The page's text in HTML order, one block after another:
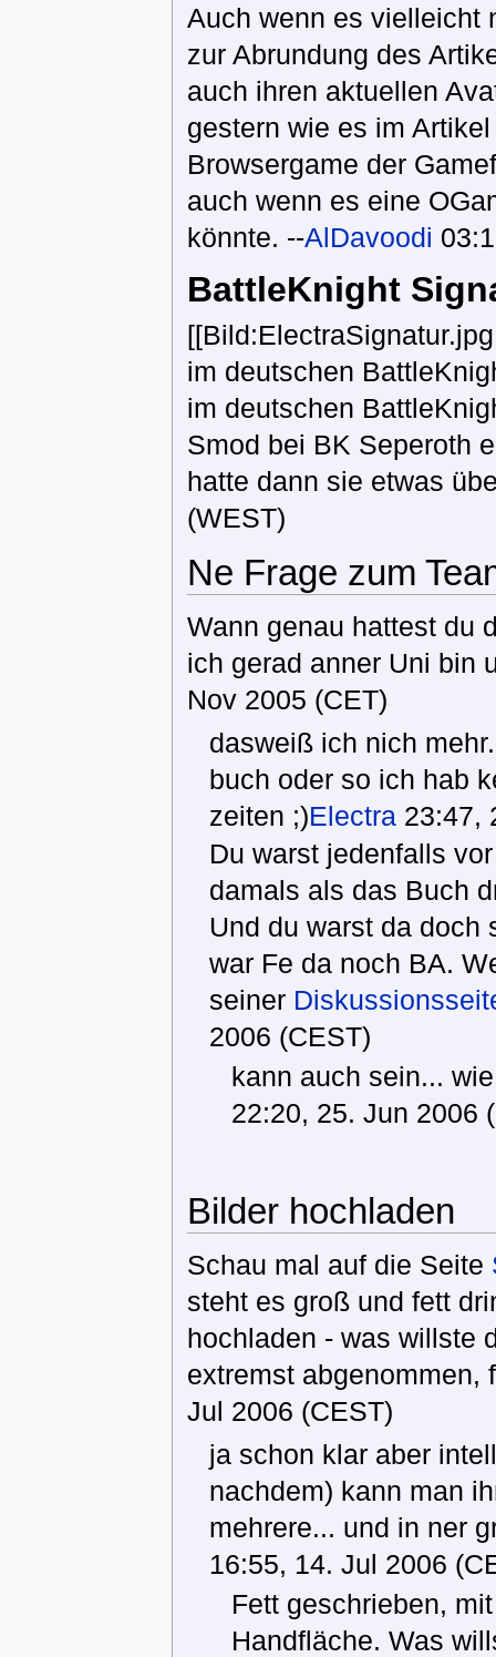
Auch wenn es vielleicht
zur Abrundung des
auch ihren aktuellen
gestern wie es im
Browsergame der
auch wenn es eine
könnte. --AlDavoodi
BattleKnight
im deutschen
im deutschen
Smod bei BK Seperoth
hatte dann sie etwas
(WEST)
Ne Frage zum
Wann genau hattest du
ich gerad anner Uni bin
Nov 2005 (CET)
dasweiß ich nich
buch oder so ich hab
zeiten ;)Electra23:47,
Du warst jedenfalls
damals als das Buch
Und du warst da doch
war Fe da noch BA.
seiner
2006 (CEST)
kann auch sein...
22:20, 25. Jun 2006
Bilder hochladen
Schau mal auf die Seite
steht es groß und fett
hochladen - was willste
extremst abgenommen,
Jul 2006 (CEST)
ja schon klar aber
nachdem) kann man
mehrere... und in ner
16:55, 14. Jul 2006
Fett geschrieben,
Handfläche. Was